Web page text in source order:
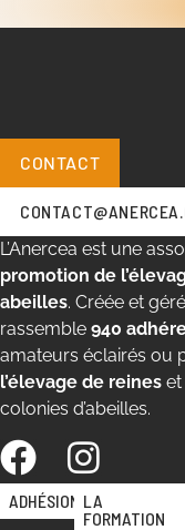
CONTACT
L’Anercea est une
promotion de
abeilles. Créée et
rassemble 940
amateurs éclairés ou
l’élevage de reines et
colonies d’abeilles.
ADHÉSION LA
FORMATION